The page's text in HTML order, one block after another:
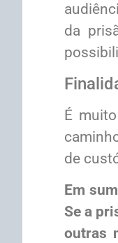
da
É
de
Em
Se a
outras